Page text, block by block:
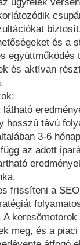
és a
és aktívan
hosszú távú
3-6
az adott
frissíteni a
meg, és a